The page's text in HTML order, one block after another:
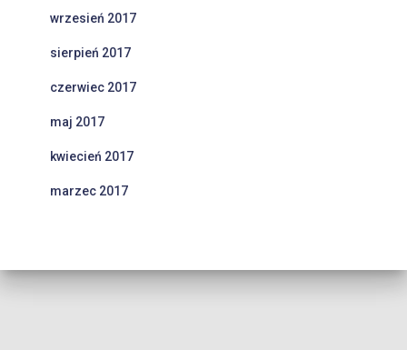
wrzesień 2017
sierpień 2017
czerwiec 2017
maj 2017
kwiecień 2017
marzec 2017